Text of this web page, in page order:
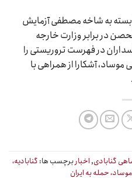
به شاخه مصطفی آزمایش
سابقه بیش از ۸۰۰ روز تحصن در برابر وزارت خارجه
در فهرست تروریستی را
آشکارا از همراهی با
گنابادی,اخباربرچسب ها: گنابادیه،
حمله به ایران